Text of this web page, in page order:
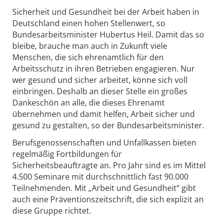
Sicherheit und Gesundheit bei der Arbeit haben in
Deutschland einen hohen Stellenwert, so
Bundesarbeitsminister Hubertus Heil. Damit das so
bleibe, brauche man auch in Zukunft viele
Menschen, die sich ehrenamtlich für den
Arbeitsschutz in ihren Betrieben engagieren. Nur
wer gesund und sicher arbeitet, könne sich voll
einbringen. Deshalb an dieser Stelle ein großes
Dankeschön an alle, die dieses Ehrenamt
übernehmen und damit helfen, Arbeit sicher und
gesund zu gestalten, so der Bundesarbeitsminister.
Berufsgenossenschaften und Unfallkassen bieten
regelmäßig Fortbildungen für
Sicherheitsbeauftragte an. Pro Jahr sind es im Mittel
4.500 Seminare mit durchschnittlich fast 90.000
Teilnehmenden. Mit „Arbeit und Gesundheit“ gibt
auch eine Präventionszeitschrift, die sich explizit an
diese Gruppe richtet.